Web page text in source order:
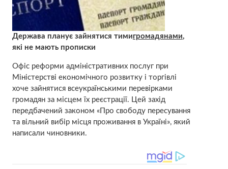
Держава планує зайнятися тимигромадянами,
які не мають прописки
Офіс реформи адміністративних послуг при
Міністерстві економічного розвитку і торгівлі
хоче зайнятися всеукраїнськими перевірками
громадян за місцем їх реєстрації. Цей захід
передбачений законом «Про свободу пересування
та вільний вибір місця проживання в Україні», який
написали чиновники.